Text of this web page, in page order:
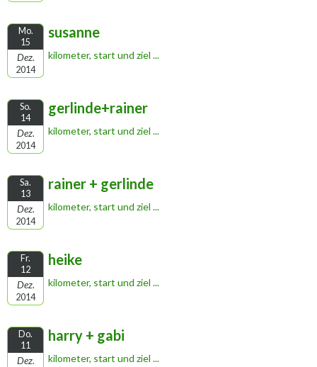
Mo.
15
Dez.
2014
susanne
kilometer, start und ziel ...
So.
14
Dez.
2014
gerlinde+rainer
kilometer, start und ziel ...
Sa.
13
Dez.
2014
rainer + gerlinde
kilometer, start und ziel ...
Fr.
12
Dez.
2014
heike
kilometer, start und ziel ...
Do.
11
Dez.
harry + gabi
kilometer, start und ziel ...